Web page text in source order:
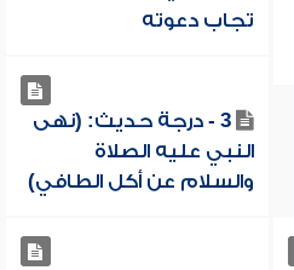
تجاب دعوته
3 - درجة حديث: (نهى
النبي عليه الصلاة
والسلام عن أكل الطافي)